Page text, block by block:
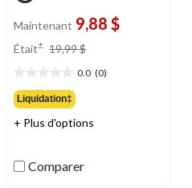
Maintenant 9,88 $
Était± 19,99 $
19,99 $
0.0 (0)
étoile(s)
sur
5.
Liquidation‡
+ Plus d'options
Comparer